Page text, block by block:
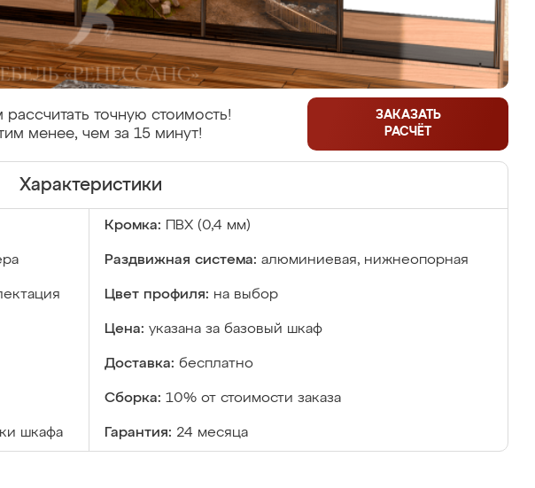
точную стоимость!
менее, чем за 15 минут!
ЗАКАЗАТЬ
РАСЧЁТ
Характеристики
Кромка: ПВХ (0,4 мм)
Раздвижная система: алюминиевая, нижнеопорная
Цвет профиля: на выбор
Цена: указана за базовый шкаф
Доставка: бесплатно
Сборка: 10% от стоимости заказа
шкафа Гарантия: 24 месяца